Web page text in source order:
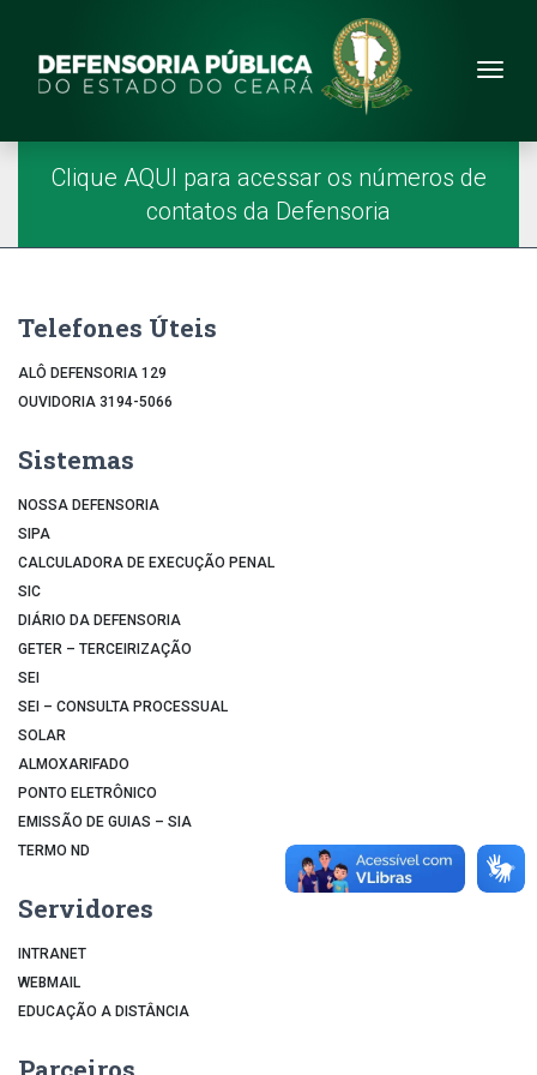
Site da Defensoria
Menu Principal
Página Inicial
Clique AQUI para acessar os números de
contatos da Defensoria
Telefones Úteis
ALÔ DEFENSORIA 129
OUVIDORIA 3194-5066
Sistemas
NOSSA DEFENSORIA
SIPA
CALCULADORA DE EXECUÇÃO PENAL
SIC
DIÁRIO DA DEFENSORIA
GETER – TERCEIRIZAÇÃO
SEI
SEI – CONSULTA PROCESSUAL
SOLAR
ALMOXARIFADO
PONTO ELETRÔNICO
EMISSÃO DE GUIAS – SIA
TERMO ND
Servidores
INTRANET
WEBMAIL
EDUCAÇÃO A DISTÂNCIA